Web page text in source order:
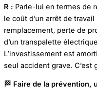
R : Parle-lui en termes de
le coût d’un arrêt de
remplacement, perte de
d’un transpalette
L’investissement est
seul accident grave. C’est
🏁 Faire de la prévention,